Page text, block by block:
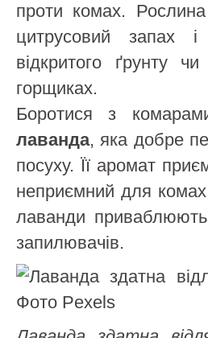
проти комах.
цитрусовий запах
відкритого ґрунту
горщиках.
Боротися з
лаванда, яка добре
посуху. Її аромат
неприємний для
лаванди
запилювачів.